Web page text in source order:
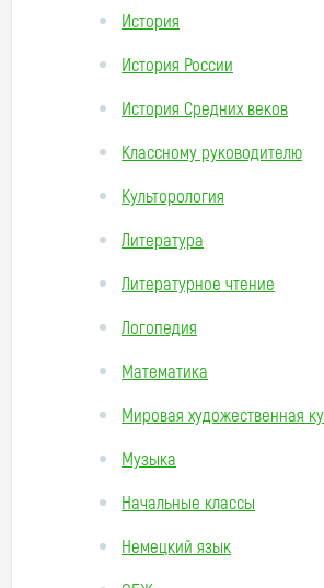
История
История России
История Средних веков
Классному руководителю
Культорология
Литература
Литературное чтение
Логопедия
Математика
Мировая художественная
Музыка
Начальные классы
Немецкий язык